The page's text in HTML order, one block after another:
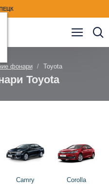
фонари Toyota
Toyota
Camry Corolla